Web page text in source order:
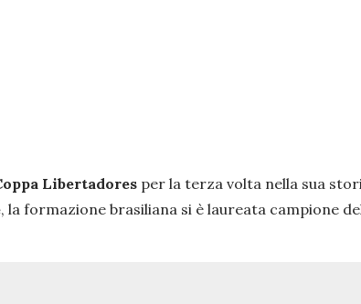
Libertadores per la terza volta nella sua
, la formazione brasiliana si è laureata campione